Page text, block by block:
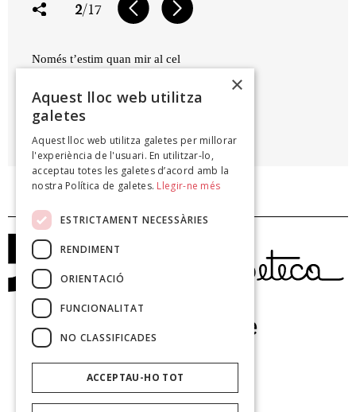
2/17
Només t’estim quan mir al cel
PAU CASTANYER
Sempre la mar, Airit, 2006
×
Aquest lloc web utilitza
galetes
Aquest lloc web utilitza galetes per millorar
l'experiència de l'usuari. En utilitzar-lo,
acceptau totes les galetes d’acord amb la
nostra Política de galetes. Llegir-ne més
ESTRICTAMENT NECESSÀRIES
RENDIMENT
ORIENTACIÓ
FUNCIONALITAT
NO CLASSIFICADES
ACCEPTAU-HO TOT